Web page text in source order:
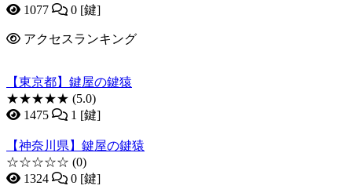
1077
0 [鍵]
アクセスランキング
【東京都】鍵屋の鍵猿
★★★★★ (5.0)
1475
1 [鍵]
【神奈川県】鍵屋の鍵猿
☆☆☆☆☆ (0)
1324
0 [鍵]